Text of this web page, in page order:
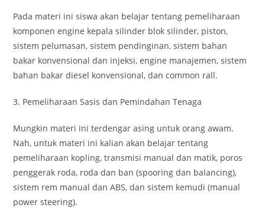
Pada materi ini siswa akan belajar tentang pemeliharaan
komponen engine kepala silinder blok silinder, piston,
sistem pelumasan, sistem pendinginan, sistem bahan
bakar konvensional dan injeksi, engine manajemen, sistem
bahan bakar diesel konvensional, dan common rall.
3. Pemeliharaan Sasis dan Pemindahan Tenaga
Mungkin materi ini terdengar asing untuk orang awam.
Nah, untuk materi ini kalian akan belajar tentang
pemeliharaan kopling, transmisi manual dan matik, poros
penggerak roda, roda dan ban (spooring dan balancing),
sistem rem manual dan ABS, dan sistem kemudi (manual
power steering).